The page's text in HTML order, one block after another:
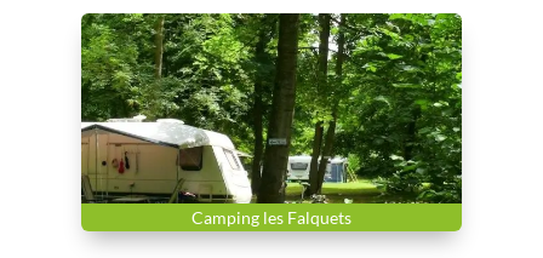
Camping les Falquets